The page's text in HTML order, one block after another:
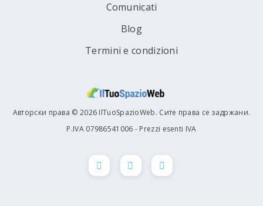
Comunicati
Blog
Termini e condizioni
Авторски права © 2026 IlTuoSpazioWeb. Сите права се задржани.
P.IVA 07986541006 - Prezzi esenti IVA